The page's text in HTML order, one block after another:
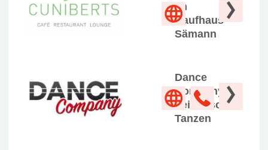
im
Kaufhaus
Sämann
Dance
Company
Leidenschaft
Tanzen